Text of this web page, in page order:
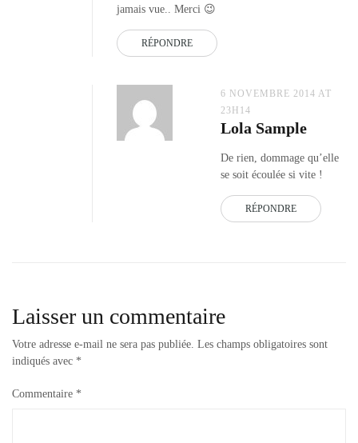
jamais vue.. Merci 😉
RÉPONDRE
6 NOVEMBRE 2014 AT
23H14
Lola Sample
De rien, dommage qu’elle
se soit écoulée si vite !
RÉPONDRE
Laisser un commentaire
Votre adresse e-mail ne sera pas publiée. Les champs obligatoires sont
indiqués avec *
Commentaire *